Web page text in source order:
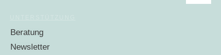
Beratung
Newsletter